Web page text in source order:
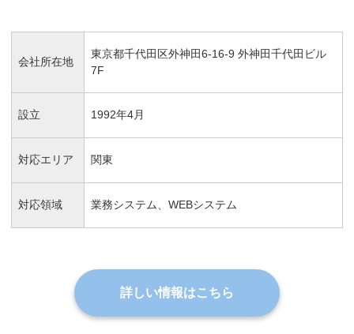
会社所在地
東京都千代田区外神田6-16-9 外神田千代田ビル
7F
設立 1992年4月
対応エリア 関東
対応領域 業務システム、WEBシステム
詳しい情報はこちら